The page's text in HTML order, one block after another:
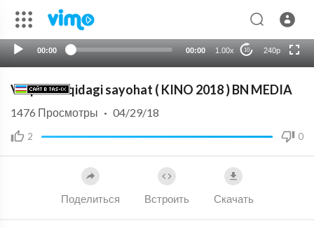
00:00 00:00 1.00x 10 240p
auto
Vaqt oraliqidagi sayohat ( KINO 2018 ) BN MEDIA
2 0
1476 Просмотры · 04/29/18
Поделиться Встроить Скачать